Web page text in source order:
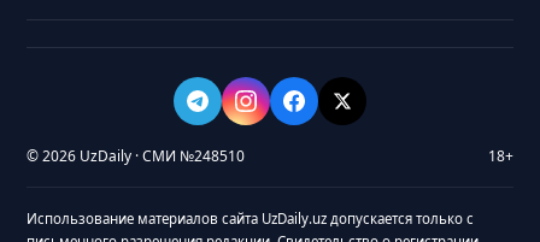
© 2026 UzDaily · СМИ №248510 18+
Использование материалов сайта UzDaily.uz допускается только с